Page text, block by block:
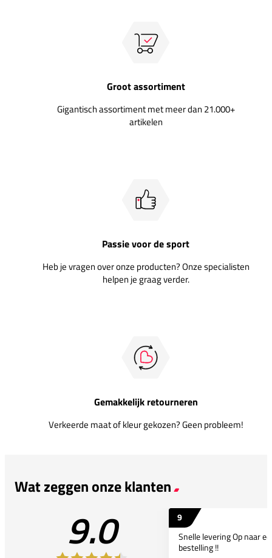
Groot assortiment
Gigantisch assortiment met meer dan 21.000+
artikelen
Passie voor de sport
Heb je vragen over onze producten? Onze specialisten
helpen je graag verder.
Gemakkelijk retourneren
Verkeerde maat of kleur gekozen? Geen probleem!
Wat zeggen onze klanten
9.0
9
Snelle levering Op naar
bestelling !!